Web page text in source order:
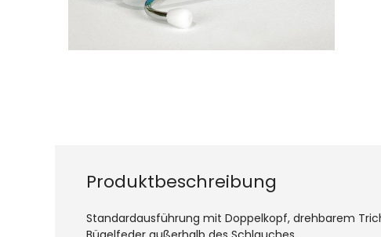
Produktbeschreibung
Standardausführung mit Doppelkopf, drehbarem